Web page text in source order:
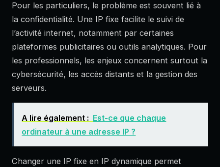
Pour les particuliers, le problème est souvent lié à
la confidentialité. Une IP fixe facilite le suivi de
l’activité internet, notamment par certaines
plateformes publicitaires ou outils analytiques. Pour
les professionnels, les enjeux concernent surtout la
cybersécurité, les accès distants et la gestion des
serveurs.
A lire également : Est-ce que chaque
ordinateur à une adresse IP ?
Changer une IP fixe en IP dynamique permet